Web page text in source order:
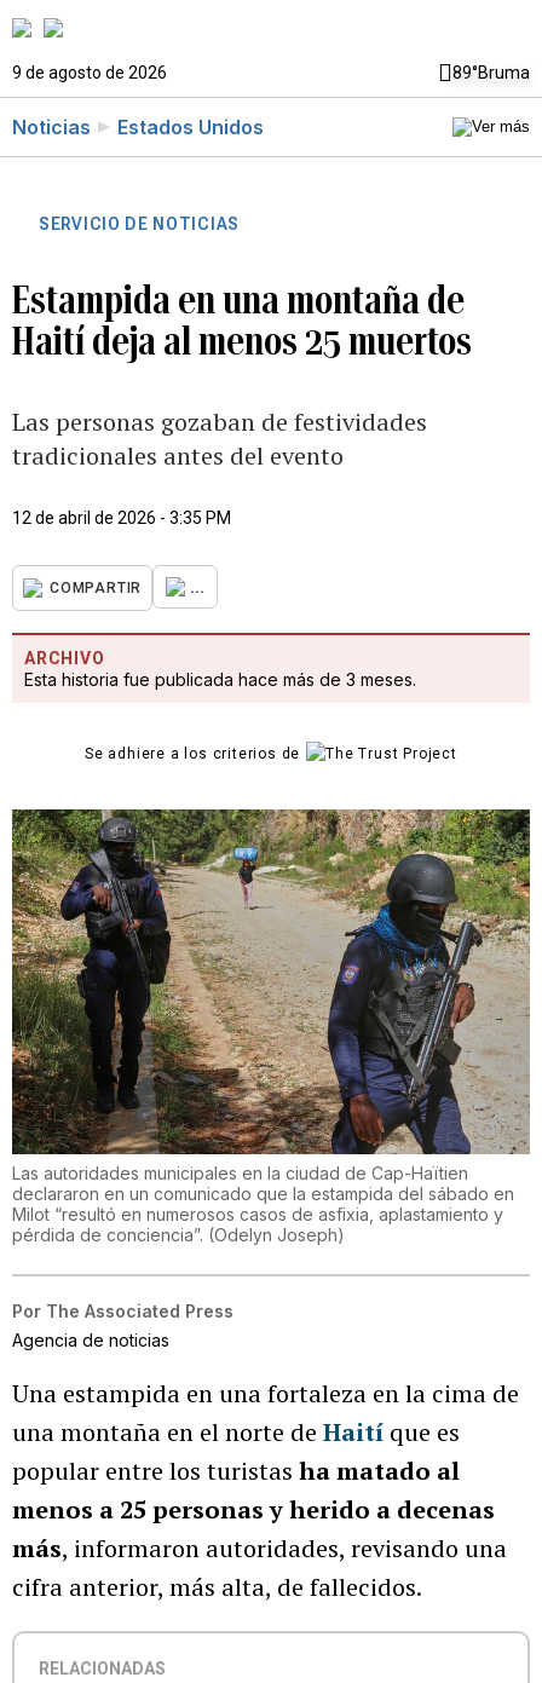
9 de agosto de 2026 89°Bruma
Noticias Estados Unidos
SERVICIO DE NOTICIAS
Estampida en una montaña de
Haití deja al menos 25 muertos
Las personas gozaban de festividades
tradicionales antes del evento
12 de abril de 2026 - 3:35 PM
COMPARTIR ...
ARCHIVO
Esta historia fue publicada hace más de 3 meses.
Se adhiere a los criterios de
Las autoridades municipales en la ciudad de Cap-Haïtien
declararon en un comunicado que la estampida del sábado en
Milot “resultó en numerosos casos de asfixia, aplastamiento y
pérdida de conciencia”. (Odelyn Joseph)
Por The Associated Press
Agencia de noticias
Una estampida en una fortaleza en la cima de
una montaña en el norte de Haití que es
popular entre los turistas ha matado al
menos a 25 personas y herido a decenas
más, informaron autoridades, revisando una
cifra anterior, más alta, de fallecidos.
RELACIONADAS